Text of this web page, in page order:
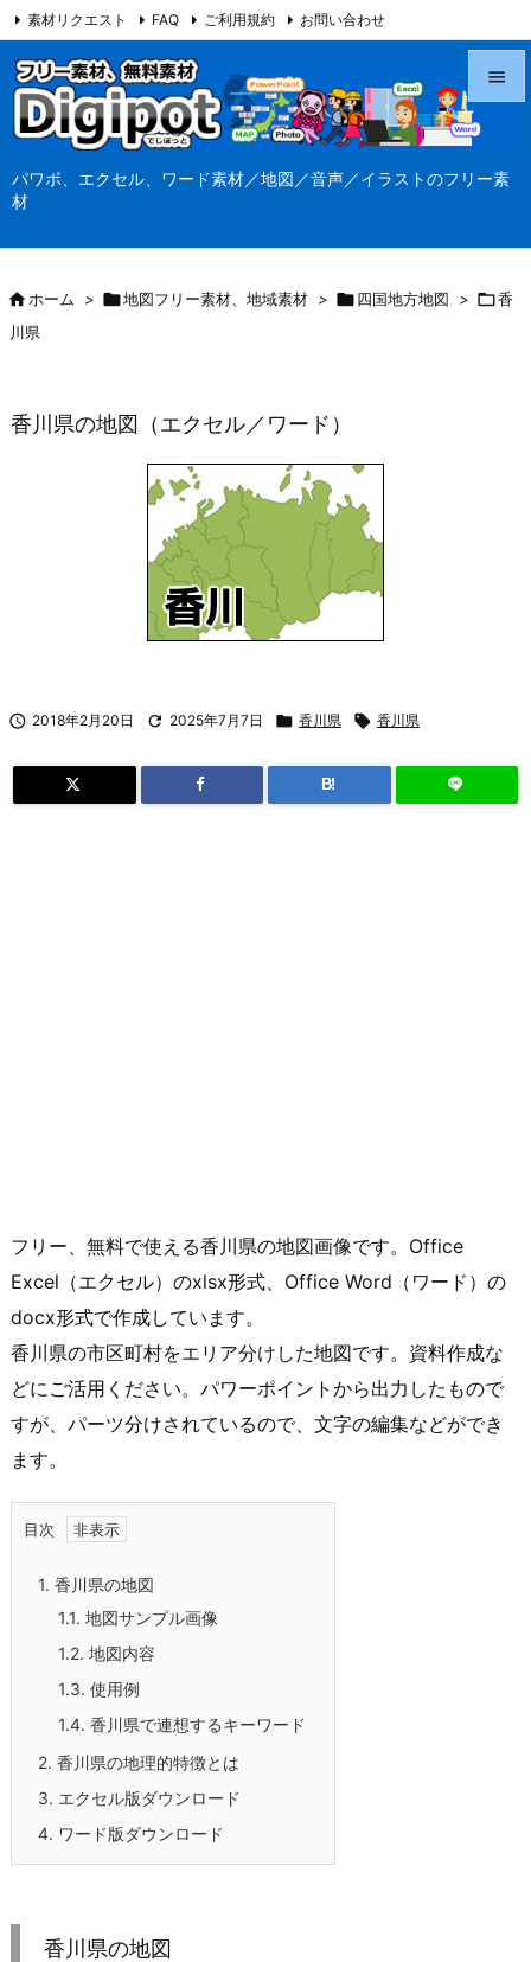
パワポ、エクセル、ワード素材／地図／音声／イラストのフリー素
材




素材リクエスト FAQ ご利用規約 お問い合わせ
当サイト（Digipot.net）について
ホーム > 地図フリー素材、地域素材 > 四国地方地図 > 香
川県
香川県の地図（エクセル／ワード）
 2018年2月20日  2025年7月7日  香川県  香川県
B!
フリー、無料で使える香川県の地図画像です。Office
Excel（エクセル）のxlsx形式、Office Word（ワード）の
docx形式で作成しています。
香川県の市区町村をエリア分けした地図です。資料作成な
どにご活用ください。パワーポイントから出力したもので
すが、パーツ分けされているので、文字の編集などができ
ます。
目次
1. 香川県の地図
1.1. 地図サンプル画像
1.2. 地図内容
1.3. 使用例
1.4. 香川県で連想するキーワード
2. 香川県の地理的特徴とは
3. エクセル版ダウンロード
4. ワード版ダウンロード
香川県の地図